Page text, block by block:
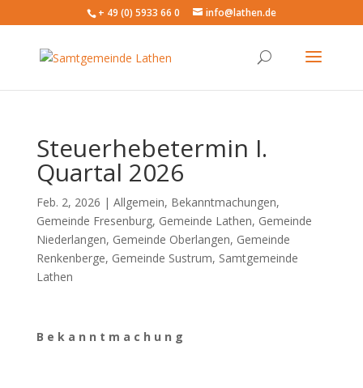
+ 49 (0) 5933 66 0 info@lathen.de
Steuerhebetermin I.
Quartal 2026
Feb. 2, 2026 | Allgemein, Bekanntmachungen,
Gemeinde Fresenburg, Gemeinde Lathen, Gemeinde
Niederlangen, Gemeinde Oberlangen, Gemeinde
Renkenberge, Gemeinde Sustrum, Samtgemeinde
Lathen
B e k a n n t m a c h u n g